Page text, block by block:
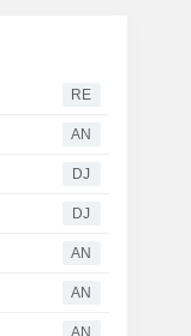
RE
AN
DJ
DJ
AN
AN
AN